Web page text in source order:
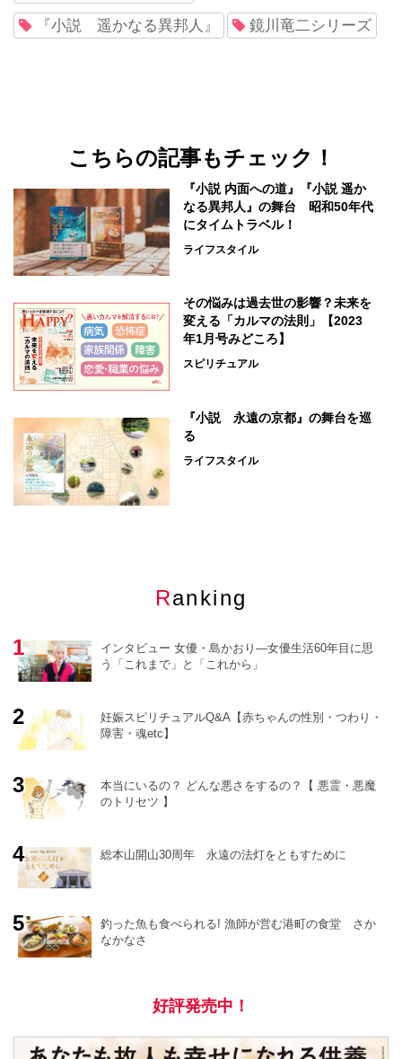
『小説 遥かなる異邦人』 鏡川竜二シリーズ
こちらの記事もチェック！
『小説 内面への道』『小説 遥か
なる異邦人』の舞台 昭和50年代
にタイムトラベル！
ライフスタイル
その悩みは過去世の影響？未来を
変える「カルマの法則」【2023
年1月号みどころ】
スピリチュアル
『小説 永遠の京都』の舞台を巡
る
ライフスタイル
Ranking
インタビュー 女優・島かおり―女優生活60年目に思
う「これまで」と「これから」
妊娠スピリチュアルQ&A【赤ちゃんの性別・つわり・
障害・魂etc】
本当にいるの？ どんな悪さをするの？【 悪霊・悪魔
のトリセツ 】
総本山開山30周年 永遠の法灯をともすために
釣った魚も食べられる! 漁師が営む港町の食堂 さか
なかなさ
好評発売中！